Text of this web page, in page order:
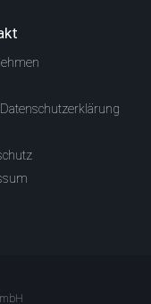
Datenschutzerklärung